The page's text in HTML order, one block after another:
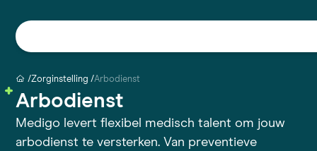
Zorginstelling Arbodienst
Arbodienst
Medigo levert flexibel medisch talent om jouw
arbodienst te versterken. Van preventieve